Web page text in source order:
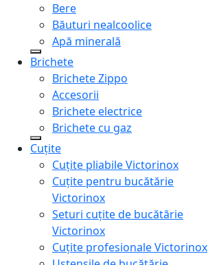
Bere
Băuturi nealcoolice
Apă minerală
Brichete
Brichete Zippo
Accesorii
Brichete electrice
Brichete cu gaz
Cuțite
Cuțite pliabile Victorinox
Cuțite pentru bucătărie
Victorinox
Seturi cuțite de bucătărie
Victorinox
Cuțite profesionale Victorinox